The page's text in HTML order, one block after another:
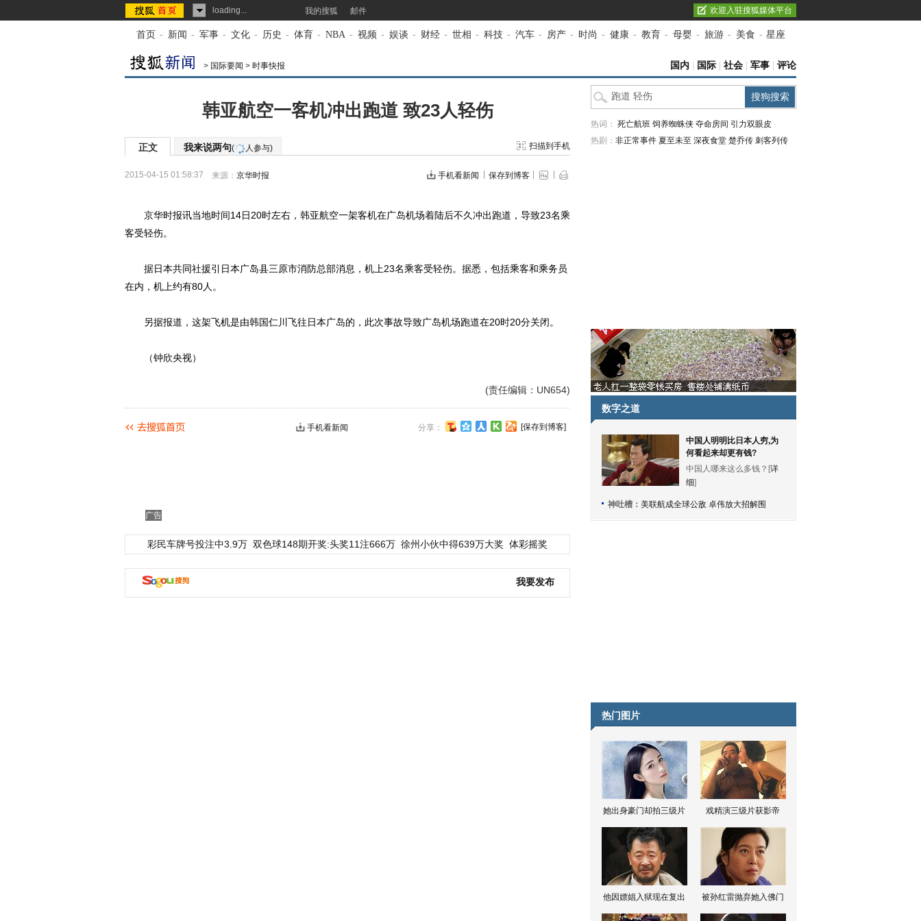
loading... 我的搜狐 邮件 欢迎入驻搜狐媒体平台
首页 - 新闻 - 军事 - 文化 - 历史 - 体育 - NBA - 视频 - 娱谈 - 财经 - 世相 - 科技 - 汽车 - 房产 - 时尚 - 健康 - 教育 - 母婴 - 旅游 - 美食 - 星座
> 国际要闻 > 时事快报 国内 国际 社会 军事 评论
韩亚航空一客机冲出跑道 致23人轻伤
正文 我来说两句( 人参与) 扫描到手机
2015-04-15 01:58:37 来源： 京华时报 手机看新闻 保存到博客
京华时报讯当地时间14日20时左右，韩亚航空一架客机在广岛机场着陆后不久冲出跑道，导致23名乘
客受轻伤。
据日本共同社援引日本广岛县三原市消防总部消息，机上23名乘客受轻伤。据悉，包括乘客和乘务员
在内，机上约有80人。
另据报道，这架飞机是由韩国仁川飞往日本广岛的，此次事故导致广岛机场跑道在20时20分关闭。
（钟欣央视）
(责任编辑：UN654)
分享： [保存到博客]
手机看新闻
广告
彩民车牌号投注中3.9万 双色球148期开奖:头奖11注666万 徐州小伙中得639万大奖 体彩摇奖
我要发布
热词： 死亡航班 饲养蜘蛛侠 夺命房间 引力双眼皮
热剧： 非正常事件 夏至未至 深夜食堂 楚乔传 刺客列传
数字之道
中国人明明比日本人穷,为
何看起来却更有钱?
中国人哪来这么多钱？[详
细]
神吐槽： 美联航成全球公敌 卓伟放大招解围
热门图片
她出身豪门却拍三级片 戏精演三级片获影帝
他因嫖娼入狱现在复出 被孙红雷抛弃她入佛门